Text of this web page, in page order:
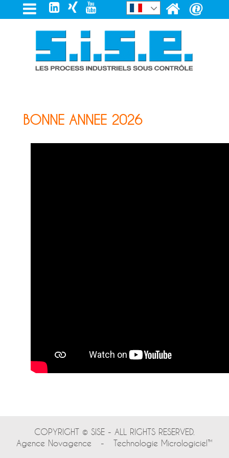
BONNE ANNEE 2026
COPYRIGHT © SISE - ALL RIGHTS RESERVED.
Agence Novagence - Technologie Micrologiciel™